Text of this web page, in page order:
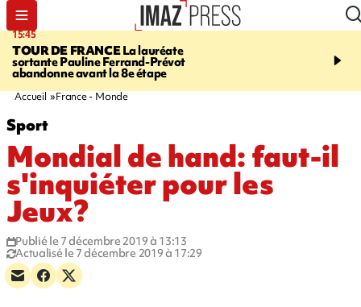
15:45
TOUR DE FRANCELa lauréate
sortante Pauline Ferrand-Prévot
abandonne avant la 8e étape
20:17
routière, concours de
Accueil France - Monde
Sport
Mondial de hand: faut-il
s'inquiéter pour les
Jeux?
Publié le 7 décembre 2019 à 13:13
Actualisé le 7 décembre 2019 à 17:29